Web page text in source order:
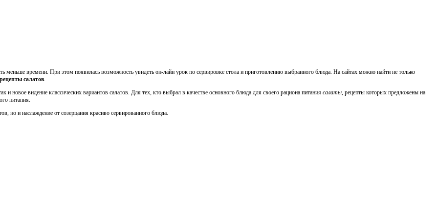
меньше времени. При этом появилась возможность увидеть он-лайн урок по сервировке стола и приготовлению выбранного блюда. На сайтах можно найти не только
рецепты салатов.
новое видение классических вариантов салатов. Для тех, кто выбрал в качестве основного блюда для своего рациона питания салаты, рецепты которых предложены на
питания.
но и наслаждение от созерцания красиво сервированного блюда.